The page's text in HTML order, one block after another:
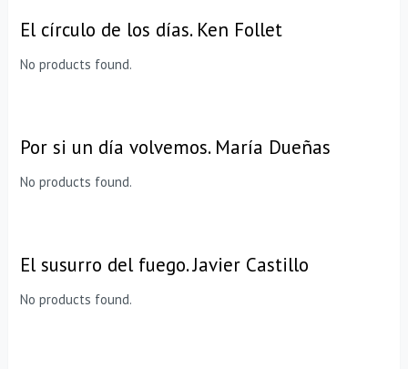
El círculo de los días. Ken Follet
No products found.
Por si un día volvemos. María Dueñas
No products found.
El susurro del fuego. Javier Castillo
No products found.